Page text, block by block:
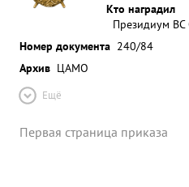
Кто наградил
Президиум ВС
Номер документа 240/84
Архив ЦАМО
Ещё
Первая страница приказа